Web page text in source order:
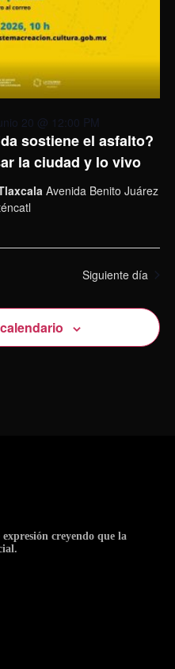
sostiene el asfalto?
la ciudad y lo vivo
20 @ 12:00 PM
Avenida Benito Juárez
Siguiente día
creyendo que la